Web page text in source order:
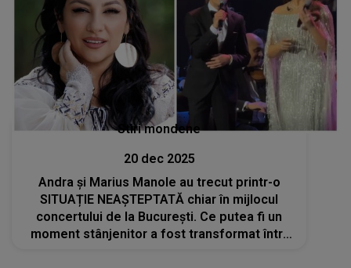
Stiri mondene
20 dec 2025
Andra și Marius Manole au trecut printr-o
SITUAȚIE NEAȘTEPTATĂ chiar în mijlocul
concertului de la București. Ce putea fi un
moment stânjenitor a fost transformat într-